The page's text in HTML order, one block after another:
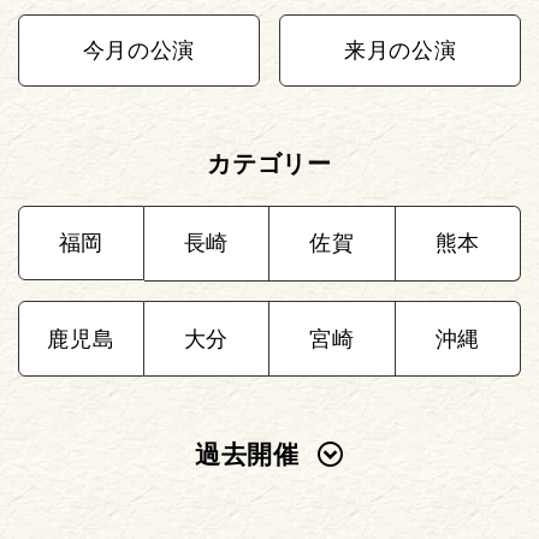
今月の公演 来月の公演
カテゴリー
福岡 長崎 佐賀 熊本
鹿児島 大分 宮崎 沖縄
過去開催